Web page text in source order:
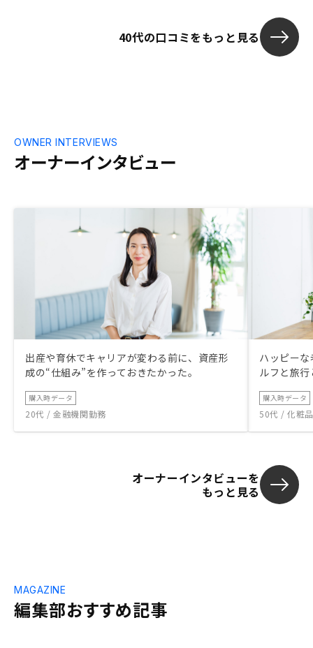
40代の口コミをもっと見る
オーナーインタビュー
OWNER INTERVIEWS
出産や育休でキャリアが変わる前に、資産形
成の“仕組み”を作っておきたかった。
購入時データ
20代 / 金融機関勤務
ハッピー
ルフと旅
購入時データ
50代 / 化粧
オーナーインタビューを
もっと見る
編集部おすすめ記事
MAGAZINE